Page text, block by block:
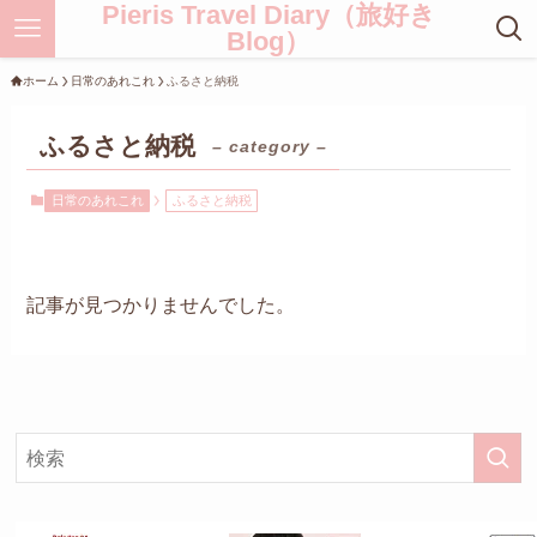
Pieris Travel Diary（旅好き
Blog）
ホーム 日常のあれこれ ふるさと納税
ふるさと納税 – category –
日常のあれこれ ふるさと納税
記事が見つかりませんでした。